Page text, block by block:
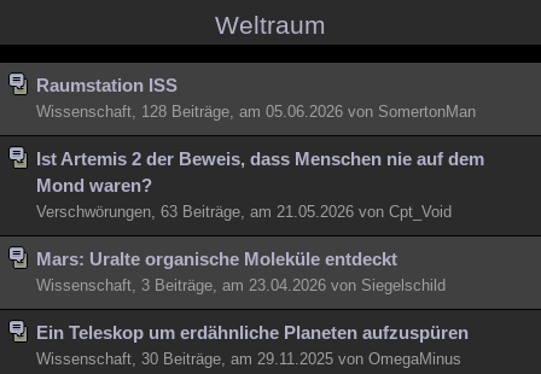
Natur Umfragen Unterhaltung
weitere Rubriken
Orte
Astronomie Helpdesk Gruppen Gaming Filme
Musik Clash Verbesserungen Allmystery English
Übersichten
Besucht Teilgenommen Alle Neue Geschlossen
Lesenswert Schlüsselwörter
Weltraum
Raumstation ISS
Wissenschaft, 128 Beiträge, am 05.06.2026 von SomertonMan
Ist Artemis 2 der Beweis, dass Menschen nie auf dem
Mond waren?
Verschwörungen, 63 Beiträge, am 21.05.2026 von Cpt_Void
Mars: Uralte organische Moleküle entdeckt
Wissenschaft, 3 Beiträge, am 23.04.2026 von Siegelschild
Ein Teleskop um erdähnliche Planeten aufzuspüren
Wissenschaft, 30 Beiträge, am 29.11.2025 von OmegaMinus